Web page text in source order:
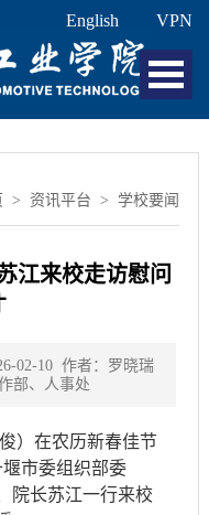
English VPN
> 资讯平台 > 学校要闻
江来校走访慰问
02-10 作者：罗晓瑞
部、人事处
）在农历新春佳节
市委组织部委
院长苏江一行来校